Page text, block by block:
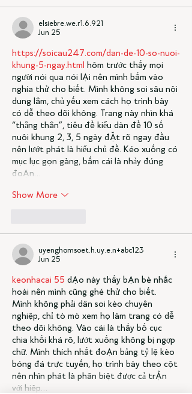
elsiebre.we.r1.6.921
Jun 25
https://soicau247.com/dan-de-10-so-nuoi-
khung-5-ngay.html hôm trước thấy mọi
người nói qua nói lại nên mình bấm vào
nghía thử cho biết. Mình không soi sâu nội
dung lắm, chủ yếu xem cách họ trình bày
có dễ theo dõi không. Trang này nhìn khá
“thẳng thắn”, tiêu đề kiểu dàn đề 10 số
nuôi khung 2, 3, 5 ngày đặt rõ ngay đầu
nên lướt phát là hiểu chủ đề. Kéo xuống có
mục lục gọn gàng, bấm cái là nhảy đúng
đoạn…
Show More
uyenghomsoet.h.uy.e.n+abc123
Jun 25
keonhacai 55 dạo này thấy bạn bè nhắc
hoài nên mình cũng ghé thử cho biết.
Mình không phải dân soi kèo chuyên
nghiệp, chỉ tò mò xem họ làm trang có dễ
theo dõi không. Vào cái là thấy bố cục
chia khối khá rõ, lướt xuống không bị ngợp
chữ. Mình thích nhất đoạn bảng tỷ lệ kèo
bóng đá trực tuyến, họ trình bày theo cột
nên nhìn phát là phân biệt được cả trận
với hiệp…